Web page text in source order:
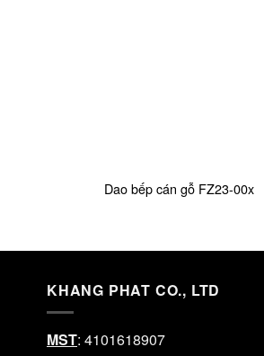
Dao bếp cán gỗ FZ23-00x
KHANG PHAT CO., LTD
MST: 4101618907